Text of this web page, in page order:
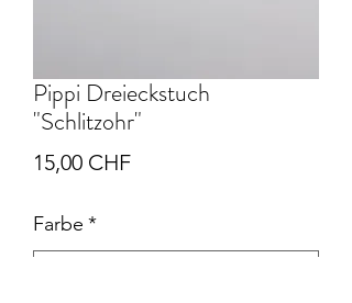
Pippi Dreieckstuch
"Schlitzohr"
15,00 CHFPreis
Farbe *